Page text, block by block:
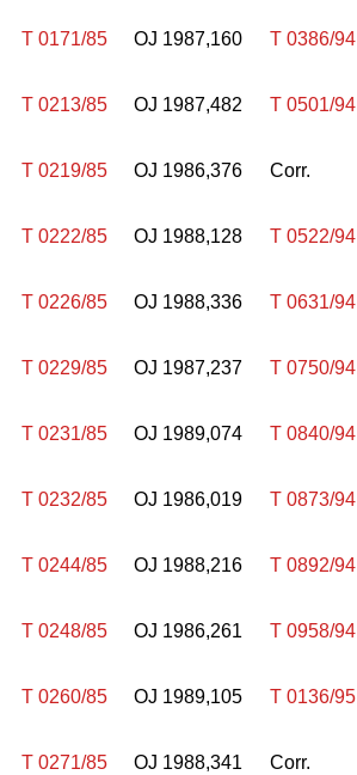
T 0171/85 OJ 1987,160 T 0386/94
T 0213/85 OJ 1987,482 T 0501/94
T 0219/85 OJ 1986,376 Corr.
T 0222/85 OJ 1988,128 T 0522/94
T 0226/85 OJ 1988,336 T 0631/94
T 0229/85 OJ 1987,237 T 0750/94
T 0231/85 OJ 1989,074 T 0840/94
T 0232/85 OJ 1986,019 T 0873/94
T 0244/85 OJ 1988,216 T 0892/94
T 0248/85 OJ 1986,261 T 0958/94
T 0260/85 OJ 1989,105 T 0136/95
T 0271/85 OJ 1988,341 Corr.